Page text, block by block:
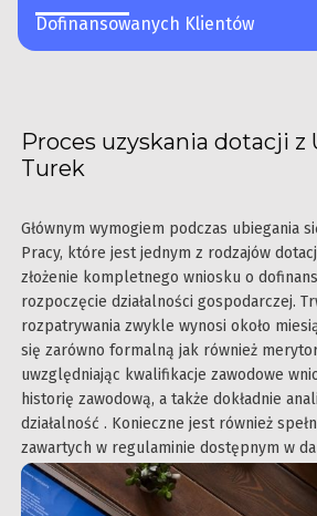
Dofinansowanych Klientów
Proces uzyskania dotacji z
Turek
Głównym wymogiem podczas ubiegania
Pracy, które jest jednym z rodzajów
złożenie kompletnego wniosku o
rozpoczęcie działalności gospodarczej.
rozpatrywania zwykle wynosi około
się zarówno formalną jak również
uwzględniając kwalifikacje zawodowe
historię zawodową, a także dokładnie
działalność . Konieczne jest również
zawartych w regulaminie dostępnym w